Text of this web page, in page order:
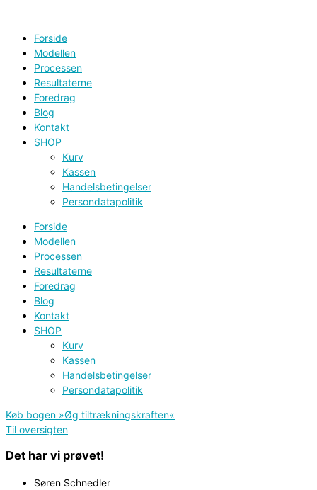
indholdetForside
Modellen
Processen
Resultaterne
Foredrag
Blog
Kontakt
SHOP
Kurv
Kassen
Handelsbetingelser
Persondatapolitik
Forside
Modellen
Processen
Resultaterne
Foredrag
Blog
Kontakt
SHOP
Kurv
Kassen
Handelsbetingelser
Persondatapolitik
Køb bogen »Øg tiltrækningskraften«
Til oversigten
Det har vi prøvet!
Søren Schnedler